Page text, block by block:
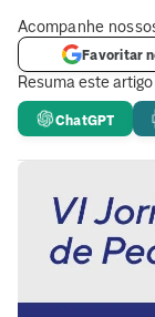
Resuma este
ChatGPT
Acompanhe
Favoritar